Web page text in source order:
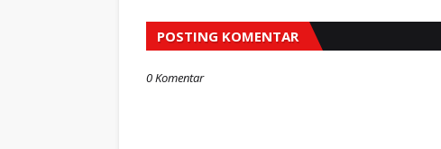
POSTING KOMENTAR
0 Komentar